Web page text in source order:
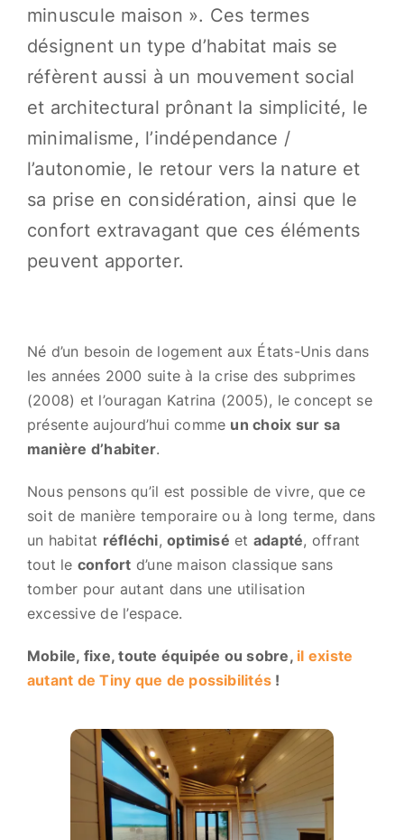
minuscule maison ». Ces termes
désignent un type d’habitat mais se
réfèrent aussi à un mouvement social
et architectural prônant la simplicité, le
minimalisme, l’indépendance /
l’autonomie, le retour vers la nature et
sa prise en considération, ainsi que le
confort extravagant que ces éléments
peuvent apporter.
Né d’un besoin de logement aux États-Unis dans
les années 2000 suite à la crise des subprimes
(2008) et l’ouragan Katrina (2005), le concept se
présente aujourd’hui comme un choix sur sa
manière d’habiter.
Nous pensons qu’il est possible de vivre, que ce
soit de manière temporaire ou à long terme, dans
un habitat réfléchi,optimisé et adapté, offrant
tout le confort d’une maison classique sans
tomber pour autant dans une utilisation
excessive de l’espace.
Mobile, fixe, toute équipée ou sobre, il existe
autant de Tiny que de possibilités !